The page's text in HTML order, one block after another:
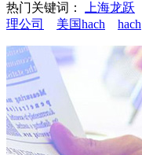
热门关键词： 上海龙跃
理公司
美国hach hach